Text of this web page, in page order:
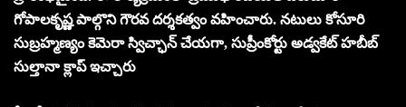
గోపాలకృష్ణ పాల్గొని గౌరవ దర్శకత్వం వహించారు. నటులు కోసూరి
సుబ్రహ్మణ్యం కెమెరా స్విచ్ఛాన్ చేయగా, సుప్రీంకోర్టు అడ్వకేట్ హబీబ్
సుల్తానా క్లాప్ ఇచ్చారు